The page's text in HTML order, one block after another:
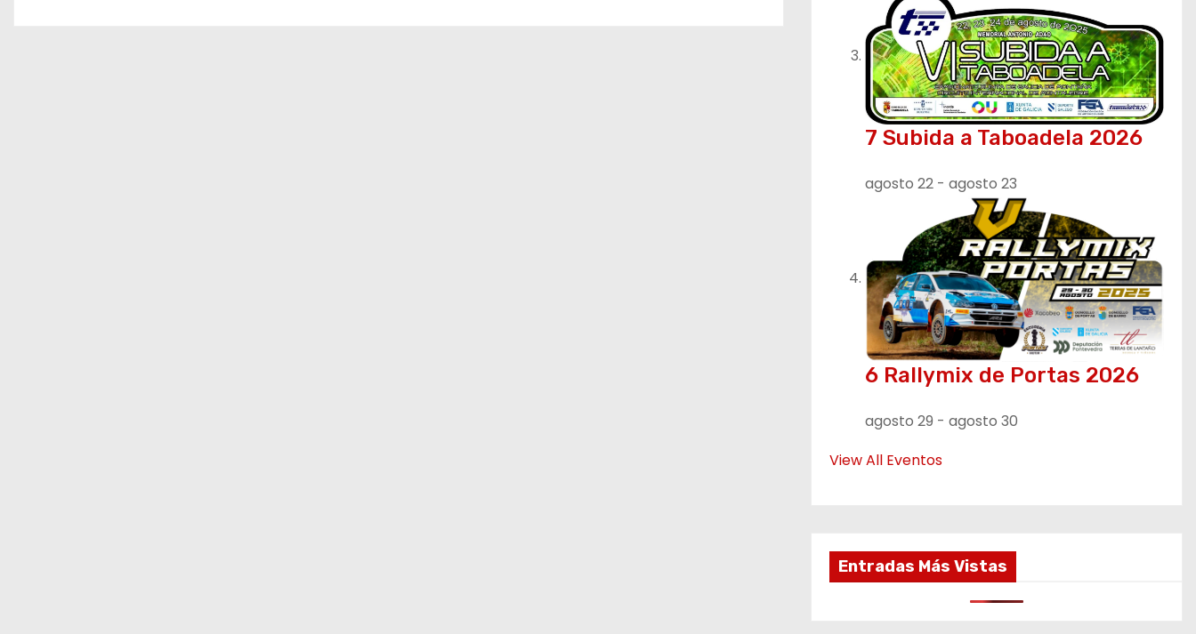
7 Subida a Taboadela 2026
agosto 22 - agosto 23
6 Rallymix de Portas 2026
agosto 29 - agosto 30
View All Eventos
Entradas Más Vistas